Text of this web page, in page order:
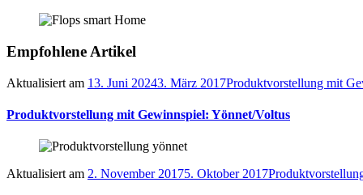
Empfohlene Artikel
Aktualisiert am 13. Juni 20243. März 2017Produktvorstellung mit
Produktvorstellung mit Gewinnspiel: Yönnet/Voltus
Aktualisiert am 2. November 20175. Oktober 2017